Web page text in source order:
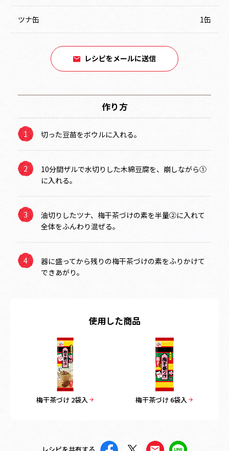
ツナ缶 1缶
レシピをメールに送信
作り方
切った豆苗をボウルに入れる。
10分間ザルで水切りした木綿豆腐を、崩しながら①
に入れる。
油切りしたツナ、梅干茶づけの素を半量②に入れて
全体をふんわり混ぜる。
器に盛ってから残りの梅干茶づけの素をふりかけて
できあがり。
使用した商品
梅干茶づけ 2袋入 梅干茶づけ 6袋入